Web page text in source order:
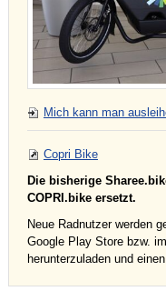
Mich kann man
Copri Bike
Die bisherige
COPRI.bike ersetzt.
Neue Radnutzer werden
Google Play Store bzw.
herunterzuladen und